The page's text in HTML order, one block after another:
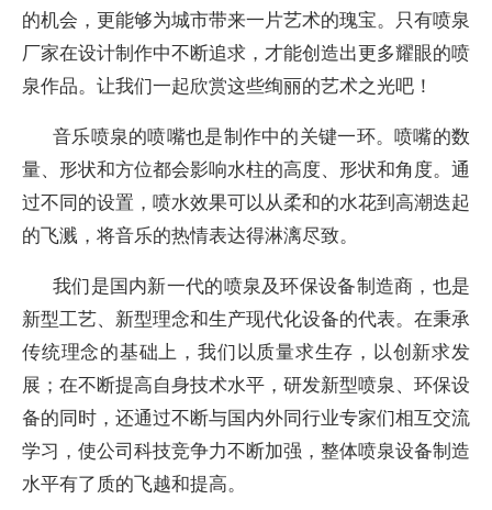
的机会，更能够为城市带来一片艺术的瑰宝。只有喷泉
厂家在设计制作中不断追求，才能创造出更多耀眼的喷
泉作品。让我们一起欣赏这些绚丽的艺术之光吧！
音乐喷泉的喷嘴也是制作中的关键一环。喷嘴的数
量、形状和方位都会影响水柱的高度、形状和角度。通
过不同的设置，喷水效果可以从柔和的水花到高潮迭起
的飞溅，将音乐的热情表达得淋漓尽致。
我们是国内新一代的喷泉及环保设备制造商，也是
新型工艺、新型理念和生产现代化设备的代表。在秉承
传统理念的基础上，我们以质量求生存，以创新求发
展；在不断提高自身技术水平，研发新型喷泉、环保设
备的同时，还通过不断与国内外同行业专家们相互交流
学习，使公司科技竞争力不断加强，整体喷泉设备制造
水平有了质的飞越和提高。